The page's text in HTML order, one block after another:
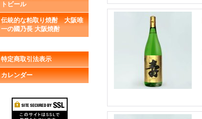
トビール
伝統的な粕取り焼酎 大阪唯
一の國乃長 大阪焼酎
特定商取引法表示
カレンダー